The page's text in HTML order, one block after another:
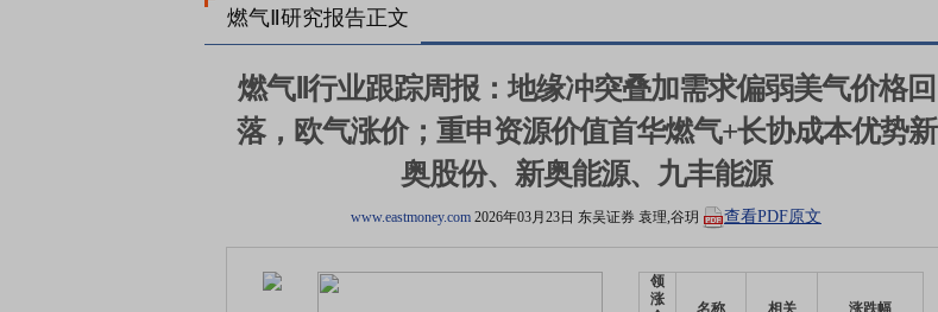
燃气Ⅱ研究报告正文
燃气Ⅱ行业跟踪周报：地缘冲突叠加需求偏弱美气价格回
落，欧气涨价；重申资源价值首华燃气+长协成本优势新
奥股份、新奥能源、九丰能源
www.eastmoney.com 2026年03月23日 东吴证券 袁理,谷玥 查看PDF原文
领
涨